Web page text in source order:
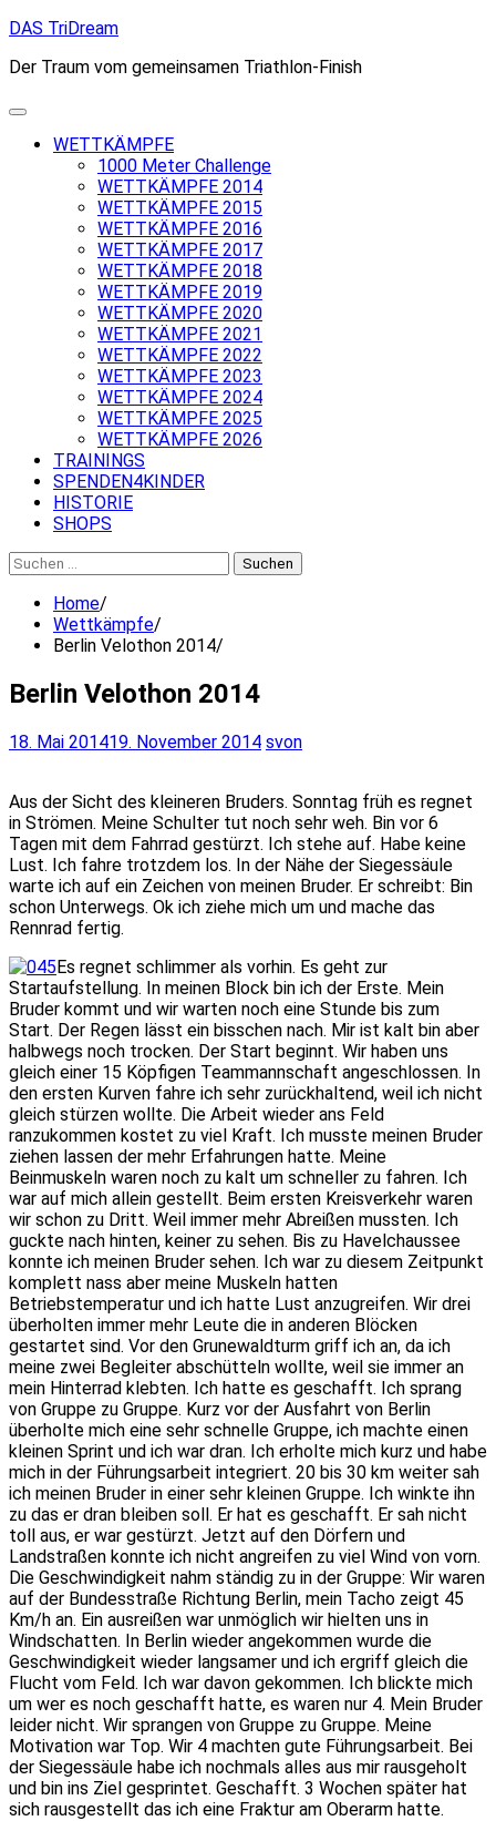
Skip
content
DAS TriDream
Der Traum vom gemeinsamen Triathlon-Finish
WETTKÄMPFE
1000 Meter Challenge
WETTKÄMPFE 2014
WETTKÄMPFE 2015
WETTKÄMPFE 2016
WETTKÄMPFE 2017
WETTKÄMPFE 2018
WETTKÄMPFE 2019
WETTKÄMPFE 2020
WETTKÄMPFE 2021
WETTKÄMPFE 2022
WETTKÄMPFE 2023
WETTKÄMPFE 2024
WETTKÄMPFE 2025
WETTKÄMPFE 2026
TRAININGS
SPENDEN4KINDER
HISTORIE
SHOPS
Suchen
nach:
Home
Wettkämpfe
Berlin Velothon 2014
Berlin Velothon 2014
18. Mai 201419. November 2014 svon
Aus der Sicht des kleineren Bruders. Sonntag früh es regnet
in Strömen. Meine Schulter tut noch sehr weh. Bin vor 6
Tagen mit dem Fahrrad gestürzt. Ich stehe auf. Habe keine
Lust. Ich fahre trotzdem los. In der Nähe der Siegessäule
warte ich auf ein Zeichen von meinen Bruder. Er schreibt: Bin
schon Unterwegs. Ok ich ziehe mich um und mache das
Rennrad fertig.
Es regnet schlimmer als vorhin. Es geht zur
Startaufstellung. In meinen Block bin ich der Erste. Mein
Bruder kommt und wir warten noch eine Stunde bis zum
Start. Der Regen lässt ein bisschen nach. Mir ist kalt bin aber
halbwegs noch trocken. Der Start beginnt. Wir haben uns
gleich einer 15 Köpfigen Teammannschaft angeschlossen. In
den ersten Kurven fahre ich sehr zurückhaltend, weil ich nicht
gleich stürzen wollte. Die Arbeit wieder ans Feld
ranzukommen kostet zu viel Kraft. Ich musste meinen Bruder
ziehen lassen der mehr Erfahrungen hatte. Meine
Beinmuskeln waren noch zu kalt um schneller zu fahren. Ich
war auf mich allein gestellt. Beim ersten Kreisverkehr waren
wir schon zu Dritt. Weil immer mehr Abreißen mussten. Ich
guckte nach hinten, keiner zu sehen. Bis zu Havelchaussee
konnte ich meinen Bruder sehen. Ich war zu diesem Zeitpunkt
komplett nass aber meine Muskeln hatten
Betriebstemperatur und ich hatte Lust anzugreifen. Wir drei
überholten immer mehr Leute die in anderen Blöcken
gestartet sind. Vor den Grunewaldturm griff ich an, da ich
meine zwei Begleiter abschütteln wollte, weil sie immer an
mein Hinterrad klebten. Ich hatte es geschafft. Ich sprang
von Gruppe zu Gruppe. Kurz vor der Ausfahrt von Berlin
überholte mich eine sehr schnelle Gruppe, ich machte einen
kleinen Sprint und ich war dran. Ich erholte mich kurz und habe
mich in der Führungsarbeit integriert. 20 bis 30 km weiter sah
ich meinen Bruder in einer sehr kleinen Gruppe. Ich winkte ihn
zu das er dran bleiben soll. Er hat es geschafft. Er sah nicht
toll aus, er war gestürzt. Jetzt auf den Dörfern und
Landstraßen konnte ich nicht angreifen zu viel Wind von vorn.
Die Geschwindigkeit nahm ständig zu in der Gruppe: Wir waren
auf der Bundesstraße Richtung Berlin, mein Tacho zeigt 45
Km/h an. Ein ausreißen war unmöglich wir hielten uns in
Windschatten. In Berlin wieder angekommen wurde die
Geschwindigkeit wieder langsamer und ich ergriff gleich die
Flucht vom Feld. Ich war davon gekommen. Ich blickte mich
um wer es noch geschafft hatte, es waren nur 4. Mein Bruder
leider nicht. Wir sprangen von Gruppe zu Gruppe. Meine
Motivation war Top. Wir 4 machten gute Führungsarbeit. Bei
der Siegessäule habe ich nochmals alles aus mir rausgeholt
und bin ins Ziel gesprintet. Geschafft. 3 Wochen später hat
sich rausgestellt das ich eine Fraktur am Oberarm hatte.